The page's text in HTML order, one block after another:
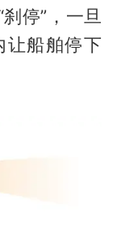
停”，一旦
让船舶停下